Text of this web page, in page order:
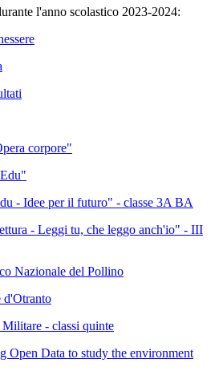
l'anno scolastico 2023-2024:
corpore"
- Idee per il futuro" - classe 3A BA
- Leggi tu, che leggo anch'io" - III
Nazionale del Pollino
d'Otranto
- classi quinte
Open Data to study the environment